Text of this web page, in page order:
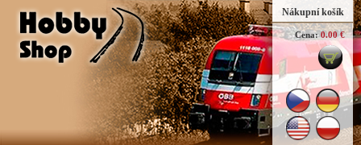
Nákupní košík
Cena: 0.00 €